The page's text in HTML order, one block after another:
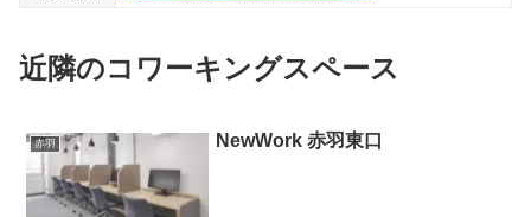
近隣のコワーキングスペース
赤羽 NewWork 赤羽東口